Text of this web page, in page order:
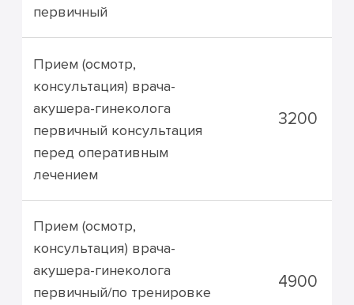
первичный
Прием (осмотр,
консультация) врача-
акушера-гинеколога
первичный консультация
перед оперативным
лечением
3200
Прием (осмотр,
консультация) врача-
акушера-гинеколога
первичный/по тренировке
4900